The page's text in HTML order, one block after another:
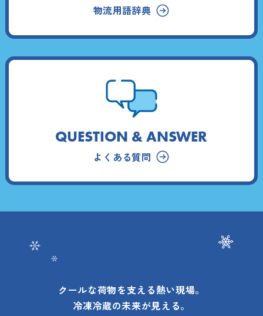
物流用語辞典
QUESTION & ANSWER
よくある質問
クールな荷物を支える熱い現場。
冷凍冷蔵の未来が見える。